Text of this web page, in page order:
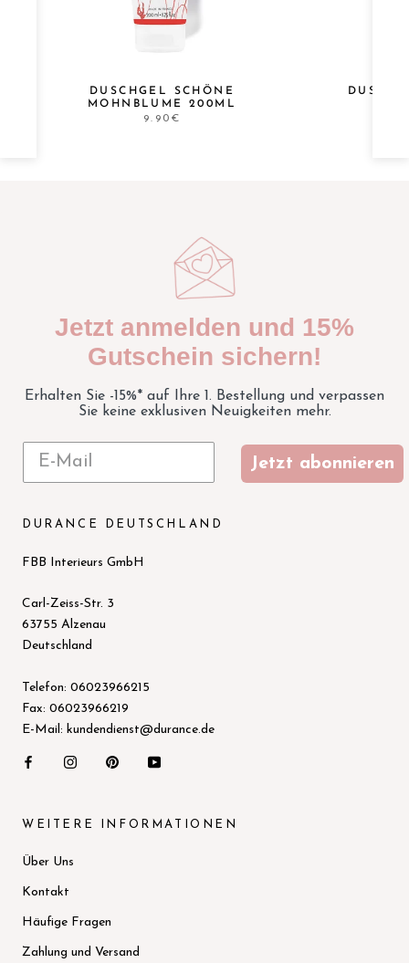
DUSCHGEL SCHÖNE
MOHNBLUME 200ML
9.90€
Jetzt anmelden und 15%
Gutschein sichern!
Erhalten Sie -15%* auf Ihre 1. Bestellung und verpassen
Sie keine exklusiven Neuigkeiten mehr.
Jetzt abonnieren
DURANCE DEUTSCHLAND
FBB Interieurs GmbH
Carl-Zeiss-Str. 3
63755 Alzenau
Deutschland
Telefon: 06023966215
Fax: 06023966219
E-Mail: kundendienst@durance.de
WEITERE INFORMATIONEN
Über Uns
Kontakt
Häufige Fragen
Zahlung und Versand